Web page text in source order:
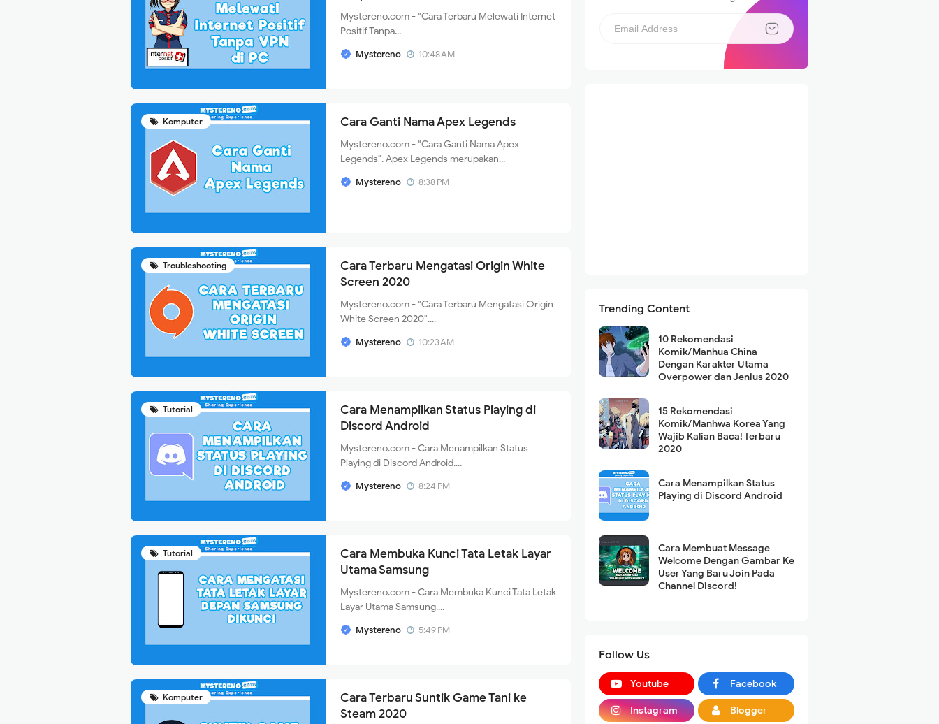
Mystereno.com - "Cara Terbaru Melewati Internet
Positif Tanpa...
Mystereno
10:48 AM
Cara Ganti Nama Apex Legends
Komputer
Mystereno.com - "Cara Ganti Nama Apex
Legends". Apex Legends merupakan...
Mystereno
8:38 PM
Cara Terbaru Mengatasi Origin White
Screen 2020
Troubleshooting
Mystereno.com - "Cara Terbaru Mengatasi Origin
White Screen 2020"....
Mystereno
10:23 AM
Cara Menampilkan Status Playing di
Discord Android
Tutorial
Mystereno.com - Cara Menampilkan Status
Playing di Discord Android....
Mystereno
8:24 PM
Cara Membuka Kunci Tata Letak Layar
Utama Samsung
Tutorial
Mystereno.com - Cara Membuka Kunci Tata Letak
Layar Utama Samsung....
Mystereno
5:49 PM
Cara Terbaru Suntik Game Tani ke
Steam 2020
Komputer
Trending Content
10 Rekomendasi
Komik/Manhua China
Dengan Karakter Utama
Overpower dan Jenius 2020
15 Rekomendasi
Komik/Manhwa Korea Yang
Wajib Kalian Baca! Terbaru
2020
Cara Menampilkan Status
Playing di Discord Android
Cara Membuat Message
Welcome Dengan Gambar Ke
User Yang Baru Join Pada
Channel Discord!
Follow Us
Youtube Facebook
Instagram Blogger